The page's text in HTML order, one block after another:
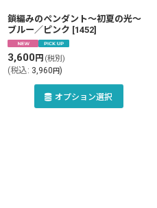
鎖編みのペンダント〜初夏の光〜
ブルー／ピンク [1452]
3,600円 (税別)
(税込: 3,960円)
オプション選択